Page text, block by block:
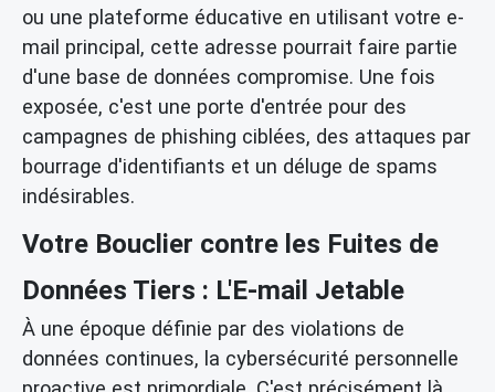
ou une plateforme éducative en utilisant votre e-
mail principal, cette adresse pourrait faire partie
d'une base de données compromise. Une fois
exposée, c'est une porte d'entrée pour des
campagnes de phishing ciblées, des attaques par
bourrage d'identifiants et un déluge de spams
indésirables.
Votre Bouclier contre les Fuites de
Données Tiers : L'E-mail Jetable
À une époque définie par des violations de
données continues, la cybersécurité personnelle